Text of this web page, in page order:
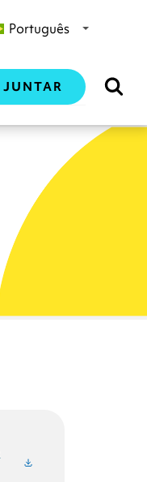
Português
JUNTAR